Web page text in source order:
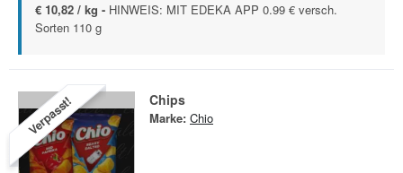
€ 10,82 / kg - HINWEIS: MIT EDEKA APP 0.99 € versch.
Sorten 110 g
Verpasst! Chips
Marke: Chio